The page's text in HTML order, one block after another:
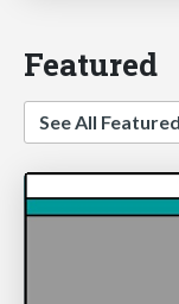
Featured
See All Featured